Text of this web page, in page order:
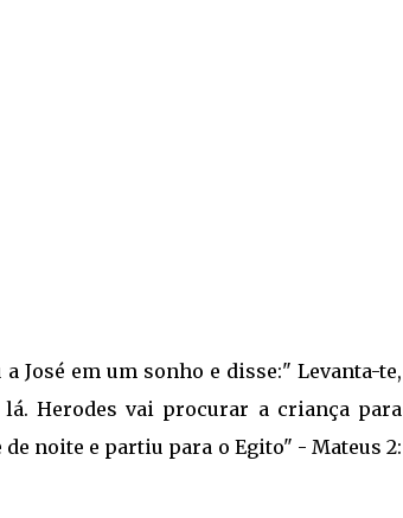
José em um sonho e disse:" Levanta-te,
Herodes vai procurar a criança para
noite e partiu para o Egito" - Mateus 2: